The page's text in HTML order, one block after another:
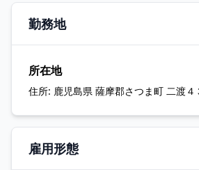
勤務地
所在地
住所: 鹿児島県 薩摩郡さつま町 二渡４
雇用形態